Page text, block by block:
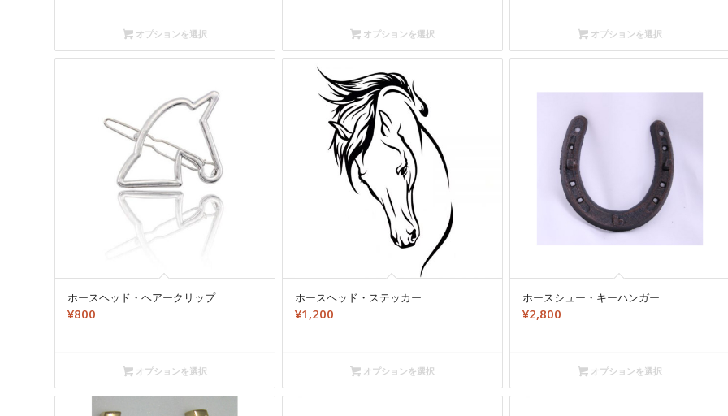
オプションを選択 オプションを選択 オプションを選択
ホースヘッド・ヘアークリップ
¥800
オプションを選択
ホースヘッド・ステッカー
¥1,200
オプションを選択
ホースシュー・キーハンガー
¥2,800
オプションを選択